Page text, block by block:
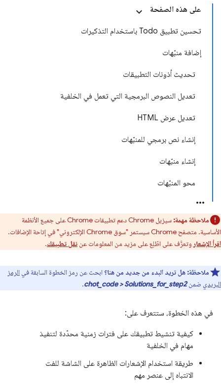
على هذه الصفحة
تحسين تطبيق Todo باستخدام التذكيرات
إضافة منبّهات
تحديث أذونات التطبيقات
تعديل النصوص البرمجية التي تعمل في الخلفية
تعديل عرض HTML
إنشاء نص برمجي للمنبّهات
إنشاء منبّهات
محو المنبّهات
ملاحظة مهمة:
سيزيل Chrome دعم تطبيقات Chrome على جميع الأنظمة
الأساسية. متصفح Chrome سيستمر "سوق Chrome الإلكتروني" في إتاحة الإضافات.
اقرأ الإشعار وتعرَّف على اطّلِع على مزيد من المعلومات عن نقل تطبيقك.
ملاحظة: هل تريد البدء من جديد من هنا؟ ابحث عن رمز الخطوة السابقة في الرمز
البريدي ضمنchot_code > Solutions_for_step2
.
في هذه الخطوة، ستتعرف على:
كيفية تنشيط تطبيقك على فترات زمنية محدّدة لتنفيذ
مهام في الخلفية
طريقة استخدام الإشعارات الظاهرة على الشاشة للفت
الانتباه إلى عنصر مهم